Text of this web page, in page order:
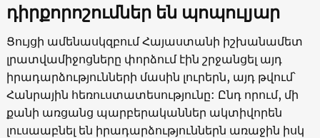
դիրքորոշումներ են պոպուլյար
Ցույցի ամենասկզբում Հայաստանի իշխանամետ
լրատվամիջոցները փորձում էին շրջանցել այդ
իրադարձությունների մասին լուրերն, այդ թվում՝
Հանրային հեռուստատեսությունը: Ընդ որում, մի
քանի առցանց պարբերականներ ակտիվորեն
լուսաաբնել են իրադարձություններն առաջին իսկ